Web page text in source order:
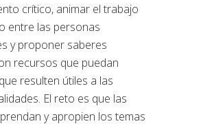
crítico, animar el trabajo
entre las personas
y proponer saberes
recursos que puedan
resulten útiles a las
El reto es que las
y apropien los temas